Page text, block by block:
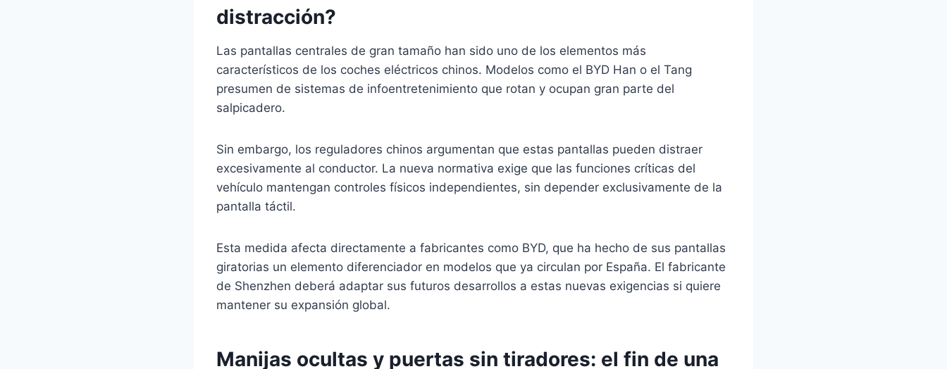
distracción?
Las pantallas centrales de gran tamaño han sido uno de los elementos más
característicos de los coches eléctricos chinos. Modelos como el BYD Han o el Tang
presumen de sistemas de infoentretenimiento que rotan y ocupan gran parte del
salpicadero.
Sin embargo, los reguladores chinos argumentan que estas pantallas pueden distraer
excesivamente al conductor. La nueva normativa exige que las funciones críticas del
vehículo mantengan controles físicos independientes, sin depender exclusivamente de la
pantalla táctil.
Esta medida afecta directamente a fabricantes como BYD, que ha hecho de sus pantallas
giratorias un elemento diferenciador en modelos que ya circulan por España. El fabricante
de Shenzhen deberá adaptar sus futuros desarrollos a estas nuevas exigencias si quiere
mantener su expansión global.
Manijas ocultas y puertas sin tiradores: el fin de una